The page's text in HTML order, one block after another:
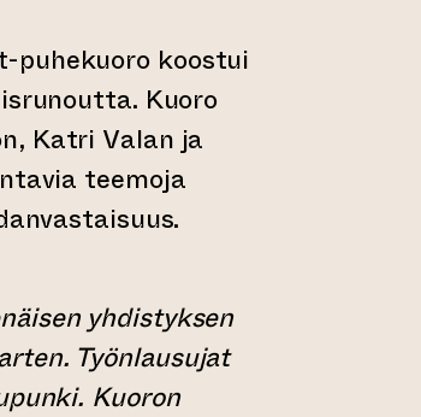
puhekuoro koostui
Kuoro
Katri Valan ja
teemoja
yhdistyksen
Työnlausujat
Kuoron